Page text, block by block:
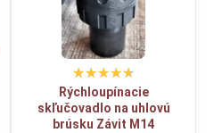
Rýchloupínacie
skľučovadlo na uhlovú
brúsku Závit M14